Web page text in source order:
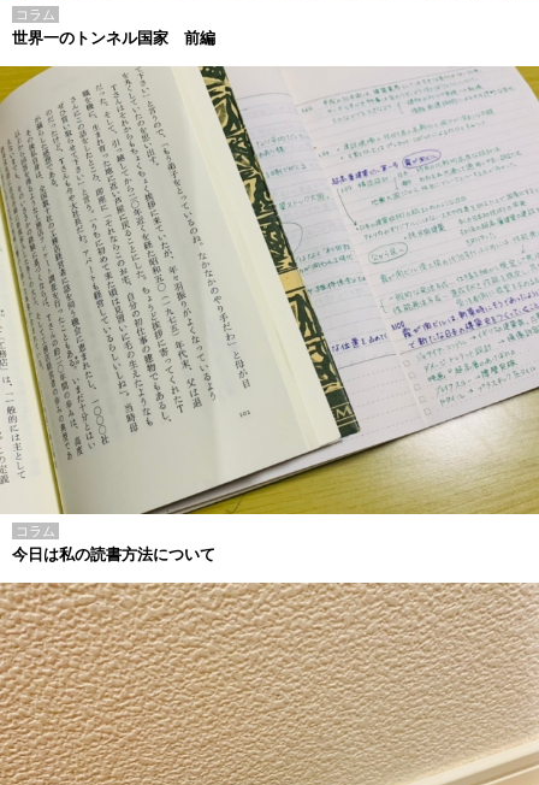
コラム
世界一のトンネル国家 前編
コラム
今日は私の読書方法について